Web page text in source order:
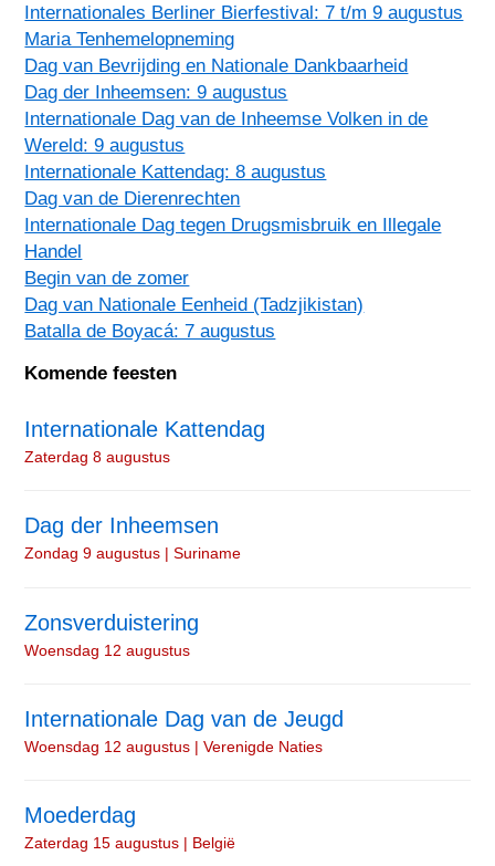
Internationales Berliner Bierfestival: 7 t/m 9 augustus
Maria Tenhemelopneming
Dag van Bevrijding en Nationale Dankbaarheid
Dag der Inheemsen: 9 augustus
Internationale Dag van de Inheemse Volken in de
Wereld: 9 augustus
Internationale Kattendag: 8 augustus
Dag van de Dierenrechten
Internationale Dag tegen Drugsmisbruik en Illegale
Handel
Begin van de zomer
Dag van Nationale Eenheid (Tadzjikistan)
Batalla de Boyacá: 7 augustus
Komende feesten
Internationale Kattendag
Zaterdag 8 augustus
Dag der Inheemsen
Zondag 9 augustus | Suriname
Zonsverduistering
Woensdag 12 augustus
Internationale Dag van de Jeugd
Woensdag 12 augustus | Verenigde Naties
Moederdag
Zaterdag 15 augustus | België